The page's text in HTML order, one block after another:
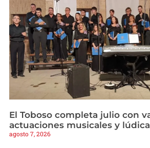
El Toboso completa julio con
actuaciones musicales y
agosto 7, 2026